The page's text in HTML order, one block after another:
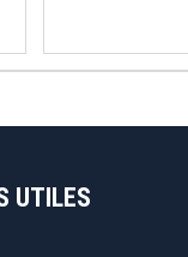
UTILES